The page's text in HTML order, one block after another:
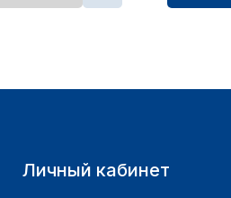
Личный кабинет